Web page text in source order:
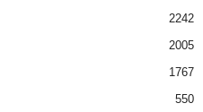
2242
2005
1767
550